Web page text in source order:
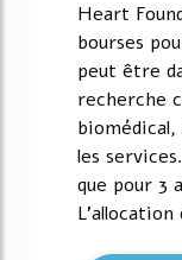
Heart
bourses
peut être
recherche
les
que pour 3